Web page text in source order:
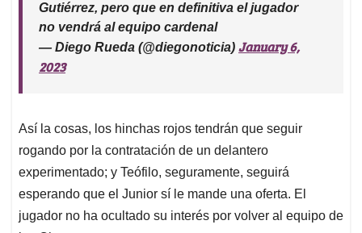
Gutiérrez, pero que en definitiva el jugador
no vendrá al equipo cardenal
— Diego Rueda (@diegonoticia) January 6,
2023
Así la cosas, los hinchas rojos tendrán que seguir
rogando por la contratación de un delantero
experimentado; y Teófilo, seguramente, seguirá
esperando que el Junior sí le mande una oferta. El
jugador no ha ocultado su interés por volver al equipo de